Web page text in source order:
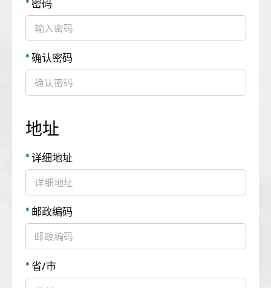
* 密码
*确认密码
地址
*详细地址
* 邮政编码
*省/市